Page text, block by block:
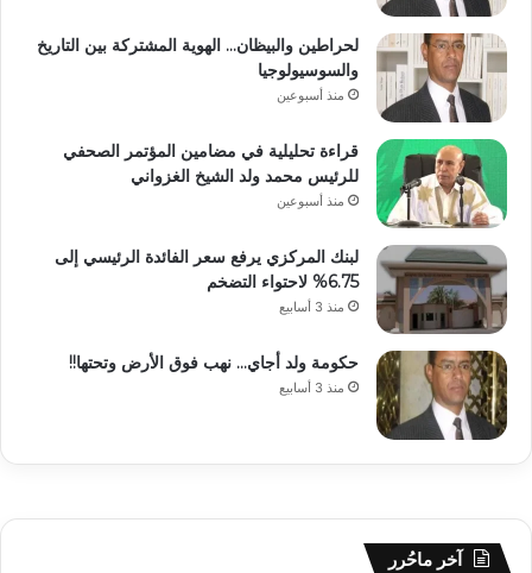
لحراطين والبيظان… الهوية المشتركة بين التاريخ
والسوسيولوجيا
منذ أسبوعين
قراءة تحليلية في مضامين المؤتمر الصحفي
للرئيس محمد ولد الشيخ الغزواني
منذ أسبوعين
لبنك المركزي يرفع سعر الفائدة الرئيسي إلى
6.75% لاحتواء التضخم
منذ 3 أسابيع
حكومة ولد أجاي… نهب فوق الأرض وتحتها!!
منذ 3 أسابيع
آخر ماحُرر